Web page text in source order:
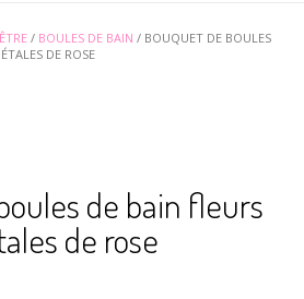
/ BOULES DE BAIN / BOUQUET DE BOULES
DE ROSE
de bain fleurs
de rose